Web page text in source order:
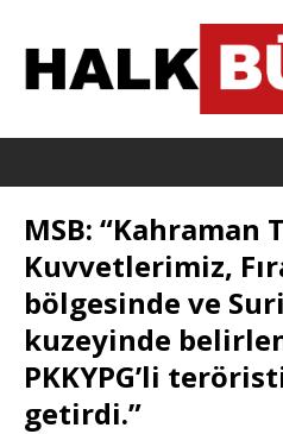
MSB: “Kahraman
Kuvvetlerimiz,
bölgesinde ve
kuzeyinde
PKKYPG’li
getirdi.”